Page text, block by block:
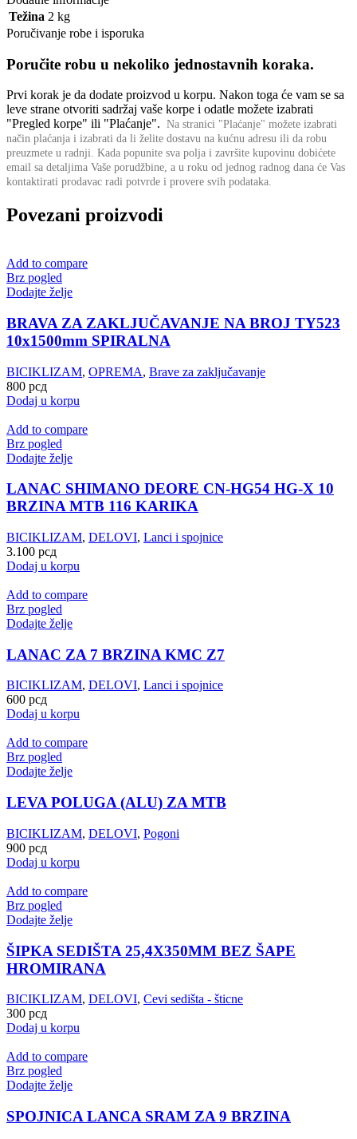
Težina 2 kg
Poručivanje robe i isporuka
Poručite robu u nekoliko jednostavnih koraka.
Prvi korak je da dodate proizvod u korpu. Nakon toga će vam se sa
leve strane otvoriti sadržaj vaše korpe i odatle možete izabrati
"Pregled korpe" ili "Plaćanje". Na stranici "Plaćanje" možete izabrati
način plaćanja i izabrati da li želite dostavu na kućnu adresu ili da robu
preuzmete u radnji. Kada popunite sva polja i završite kupovinu dobićete
email sa detaljima Vaše porudžbine, a u roku od jednog radnog dana će Vas
kontaktirati prodavac radi potvrde i provere svih podataka.
Povezani proizvodi
Add to compare
Brz pogled
Dodajte želje
BRAVA ZA ZAKLJUČAVANJE NA BROJ TY523
10x1500mm SPIRALNA
BICIKLIZAM, OPREMA, Brave za zaključavanje
800 рсд
Dodaj u korpu
Add to compare
Brz pogled
Dodajte želje
LANAC SHIMANO DEORE CN-HG54 HG-X 10
BRZINA MTB 116 KARIKA
BICIKLIZAM, DELOVI, Lanci i spojnice
3.100 рсд
Dodaj u korpu
Add to compare
Brz pogled
Dodajte želje
LANAC ZA 7 BRZINA KMC Z7
BICIKLIZAM, DELOVI, Lanci i spojnice
600 рсд
Dodaj u korpu
Add to compare
Brz pogled
Dodajte želje
LEVA POLUGA (ALU) ZA MTB
BICIKLIZAM, DELOVI, Pogoni
900 рсд
Dodaj u korpu
Add to compare
Brz pogled
Dodajte želje
ŠIPKA SEDIŠTA 25,4X350MM BEZ ŠAPE
HROMIRANA
BICIKLIZAM, DELOVI, Cevi sedišta - šticne
300 рсд
Dodaj u korpu
Add to compare
Brz pogled
Dodajte želje
SPOJNICA LANCA SRAM ZA 9 BRZINA